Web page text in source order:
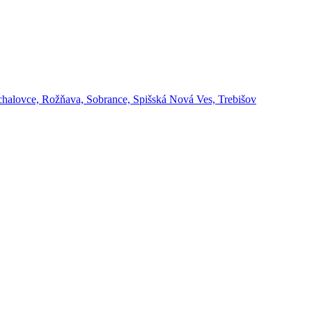
Rožňava, Sobrance, Spišská Nová Ves, Trebišov